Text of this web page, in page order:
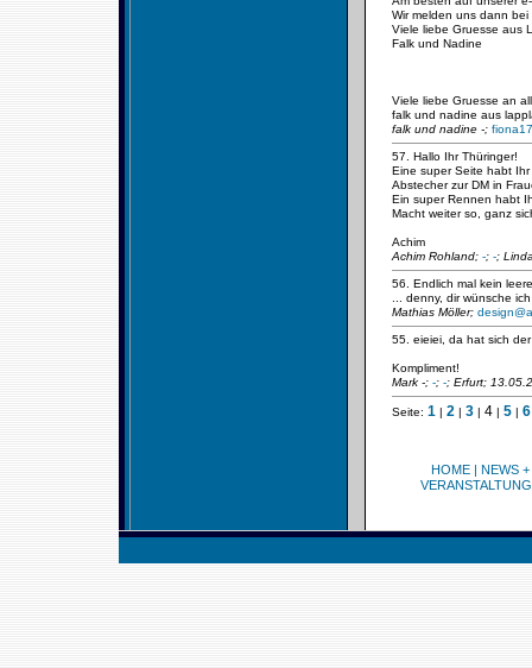
Wir melden uns dann bei
Viele liebe Gruesse aus
Falk und Nadine
Viele liebe Gruesse an
falk und nadine aus
falk und nadine -;
57. Hallo Ihr Thüringer!
Eine super Seite habt
Abstecher zur DM in
Ein super Rennen habt
Macht weiter so, ganz
Achim
Achim Rohland; -; -;
56. Endlich mal kein
... denny, dir wünsche
Mathias Möller;
55. eieiei, da hat sich
Kompliment!
Mark -; -; -; Erfurt;
Seite: 1 | 2 | 3 | 4 | 5 | 6
HOME| NEWS